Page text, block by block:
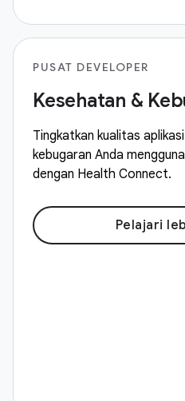
PUSAT DEVELOPER
Kesehatan &
Tingkatkan kualitas
kebugaran Anda
dengan Health Connect.
Pelajari